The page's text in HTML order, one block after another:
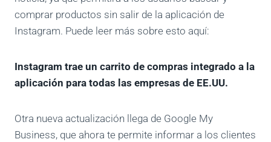
comprar productos sin salir de la aplicación de
Instagram. Puede leer más sobre esto aquí:
Instagram trae un carrito de compras integrado a la
aplicación para todas las empresas de EE.UU.
Otra nueva actualización llega de Google My
Business, que ahora te permite informar a los clientes